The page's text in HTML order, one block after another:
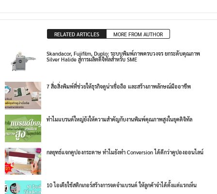
RELATED ARTICLES MORE FROM AUTHOR
Skandacor, Fujifilm, Duplo: ระบบพิมพ์ภาพครบวงจร ยกระดับคุณภาพ
Silver Halide สู่การผลิตดิจิทัลสำหรับ SME
7 สื่อสิ่งพิมพ์ที่ช่วยให้ธุรกิจดูน่าเชื่อถือ และสร้างภาพลักษณ์มืออาชีพ
ทำไมแบรนด์ใหญ่ยังให้ความสำคัญกับงานพิมพ์คุณภาพสูงในยุคดิจิทัล
กลยุทธ์แจกคูปองกระดาษ ทำไมยังทำ Conversion ได้ดีกว่าคูปองออนไลน์
10 ไอเดียใช้สติกเกอร์สร้างการจดจำแบรนด์ ให้ลูกค้าจำได้ตั้งแต่แรกเห็น